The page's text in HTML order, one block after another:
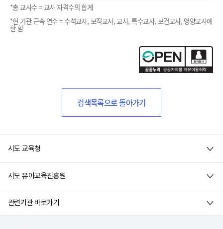
*총 교사수 = 교사 자격수의 합계
*현 기관 근속 연수 = 수석교사, 보직교사, 교사, 특수교사, 보건교사, 영양교사에
한 함
검색목록으로 돌아가기
시도 교육청
시도 유아교육진흥원
관련기관 바로가기